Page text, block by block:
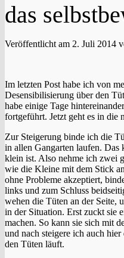
das
Veröffentlicht am 2. Juli 2014
Im letzten Post habe ich von
Desensibilisierung über den
habe einige Tage
fortgeführt. Jetzt geht es in die
Zur Steigerung binde ich die
in allen Gangarten laufen. Das
klein ist. Also nehme ich zwei
wie die Kleine mit dem Stick
ohne Probleme akzeptiert,
links und zum Schluss
wehen die Tüten an der Seite,
in der Situation. Erst zuckt sie
machen. So kann sie sich mit
und nach steigere ich auch
den Tüten läuft.